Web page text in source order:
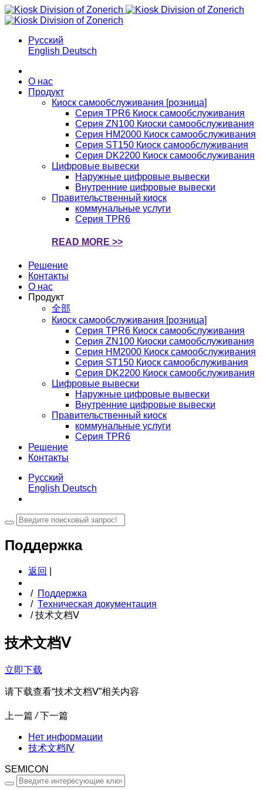
Русский
English Deutsch
О нас
Продукт
Киоск самообслуживания [розница]
Серия TPR6 Киоск самообслуживания
Серия ZN100 Киоски самообслуживания
Серия HM2000 Киоск самообслуживания
Серия ST150 Киоск самообслуживания
Серия DK2200 Киоск самообслуживания
Цифровые вывески
Наружные цифровые вывески
Внутренние цифровые вывески
Правительственный киоск
коммунальные услуги
Серия TPR6
READ MORE >>
Решение
Контакты
О нас
Продукт
全部
Киоск самообслуживания [розница]
Серия TPR6 Киоск самообслуживания
Серия ZN100 Киоски самообслуживания
Серия HM2000 Киоск самообслуживания
Серия ST150 Киоск самообслуживания
Серия DK2200 Киоск самообслуживания
Цифровые вывески
Наружные цифровые вывески
Внутренние цифровые вывески
Правительственный киоск
коммунальные услуги
Серия TPR6
Решение
Контакты
Русский
English Deutsch
Поддержка
返回
/ Поддержка
/ Техническая документация
/技术文档Ⅴ
技术文档Ⅴ
立即下载
请下载查看“技术文档Ⅴ”相关内容
上一篇 /下一篇
Нет информации
技术文档Ⅳ
SEMICON